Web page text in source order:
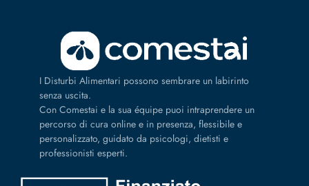
I Disturbi Alimentari possono sembrare un labirinto
senza uscita.
Con Comestai e la sua équipe puoi intraprendere un
percorso di cura online e in presenza, flessibile e
personalizzato, guidato da psicologi, dietisti e
professionisti esperti.